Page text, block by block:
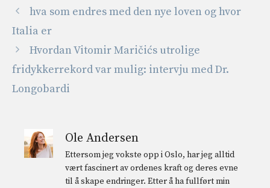
hva som endres med den nye loven og hvor
Italia er
Hvordan Vitomir Maričićs utrolige
fridykkerrekord var mulig: intervju med Dr.
Longobardi
Ole Andersen
Ettersom jeg vokste opp i Oslo, har jeg alltid
vært fascinert av ordenes kraft og deres evne
til å skape endringer. Etter å ha fullført min